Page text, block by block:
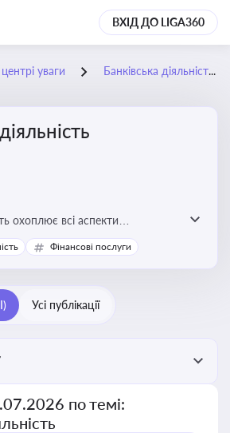
ВХІД ДО LIGA360
уваги Банківська діяльність
охоплює всі аспекти
та ліцензування банківських
Фінансові послуги
Усі публікації
по темі: